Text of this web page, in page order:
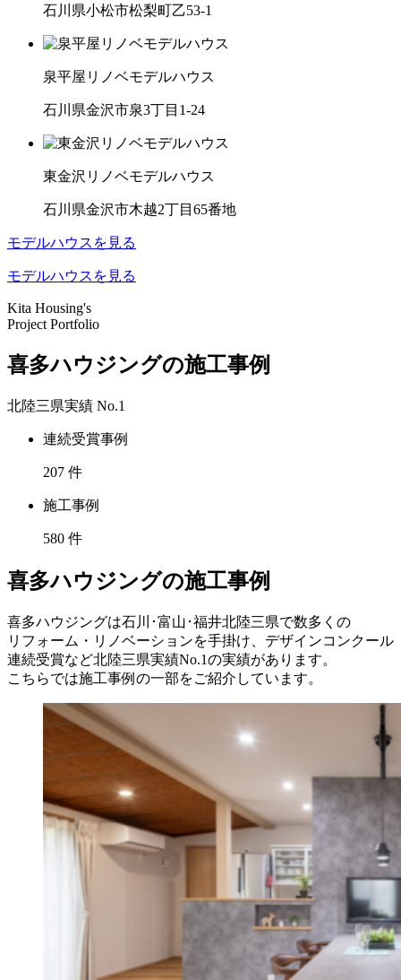
石川県小松市松梨町乙53-1
泉平屋リノベモデルハウス
石川県金沢市泉3丁目1-24
東金沢リノベモデルハウス
石川県金沢市木越2丁目65番地
モデルハウスを見る
モデルハウスを見る
Kita Housing's
Project Portfolio
喜多ハウジングの施工事例
北陸三県実績 No.1
連続受賞事例
207 件
施工事例
580 件
喜多ハウジングの施工事例
喜多ハウジングは石川･富山･福井北陸三県で数多くの
リフォーム・リノベーションを手掛け、デザインコンクール
連続受賞など北陸三県実績No.1の実績があります。
こちらでは施工事例の一部をご紹介しています。